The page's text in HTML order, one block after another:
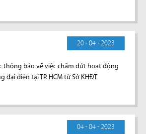
20 - 04 - 2023
thông báo về việc chấm dứt hoạt động
đại diện tại TP. HCM từ Sở KHĐT
04 - 04 - 2023